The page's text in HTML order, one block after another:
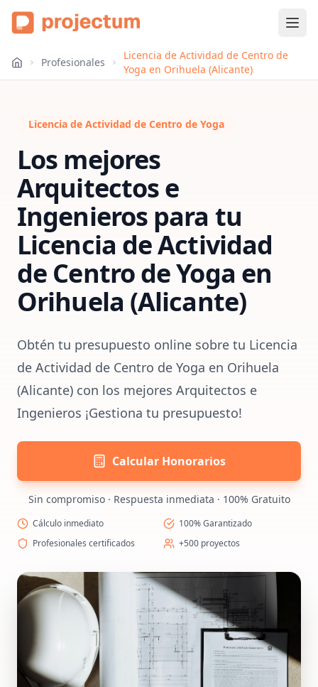
Profesionales
Licencia de Actividad de Centro de
Yoga en Orihuela (Alicante)
Licencia de Actividad de Centro de Yoga
Los mejores
Arquitectos e
Ingenieros para tu
Licencia de Actividad
de Centro de Yoga en
Orihuela (Alicante)
Obtén tu presupuesto online sobre tu Licencia
de Actividad de Centro de Yoga en Orihuela
(Alicante) con los mejores Arquitectos e
Ingenieros ¡Gestiona tu presupuesto!
Calcular Honorarios
Sin compromiso · Respuesta inmediata · 100% Gratuito
Cálculo inmediato
100% Garantizado
Profesionales certificados
+500 proyectos